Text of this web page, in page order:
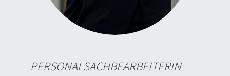
PERSONALSACHBEARBEITERIN